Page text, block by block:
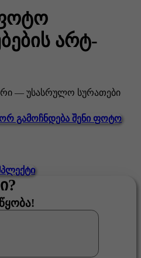
არტ-
— უსასრულო სურათები
გამოჩნდება შენი ფოტო